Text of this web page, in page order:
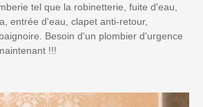
tel que la robinetterie, fuite d'eau,
entrée d'eau, clapet anti-retour,
Besoin d'un plombier d'urgence
!!!